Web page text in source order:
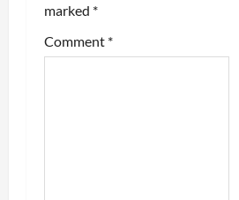
g
a
marked *
Comment *